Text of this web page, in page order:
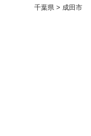
千葉県 > 成田市